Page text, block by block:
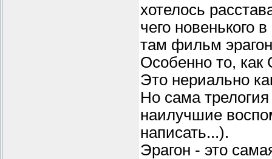
хотелось
чего новенького
там фильм
Особенно то,
Это нериально
Но сама
наилучшие
написать...).
Эрагон - это